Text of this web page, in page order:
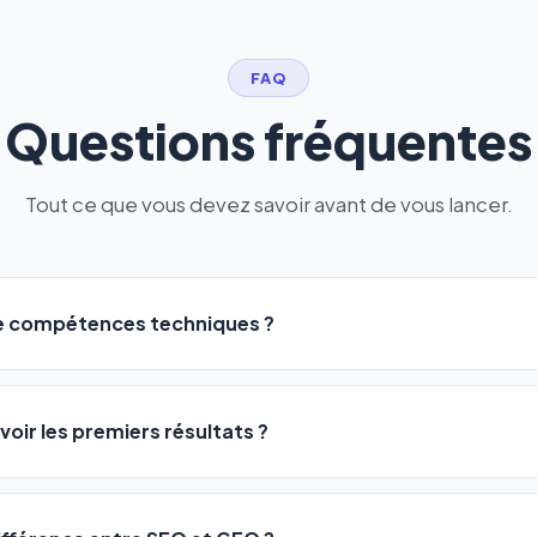
FAQ
Questions fréquentes
Tout ce que vous devez savoir avant de vous lancer.
compétences techniques ?
a été conçu pour être accessible àtous les profils:
ou agences. Pas de code, pas de configuration complexe —
votre activité, et le logiciel gère tout en automatique
les premiers résultats ?
observent une amélioration de leur positionnement en4